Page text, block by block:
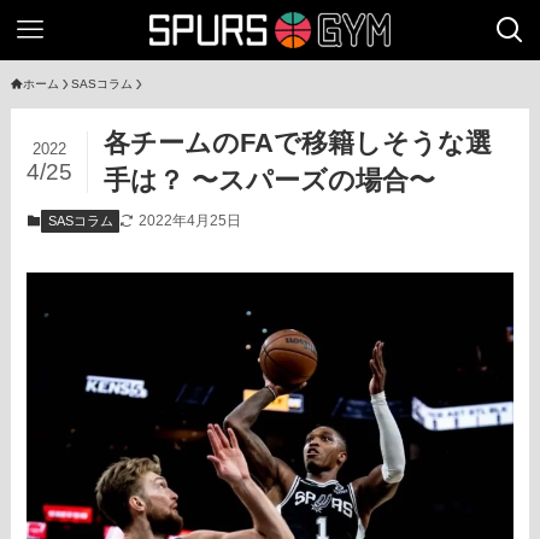
ホーム SASコラム
各チームのFAで移籍しそうな選
手は？ 〜スパーズの場合〜
2022
4/25
SASコラム 2022年4月25日